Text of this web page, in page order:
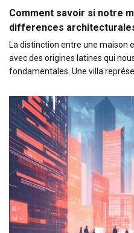
Comment savoir si notre
differences
La distinction entre une maison
avec des origines latines qui
fondamentales. Une villa